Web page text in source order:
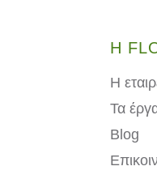
Η
Η
Τα
Blog